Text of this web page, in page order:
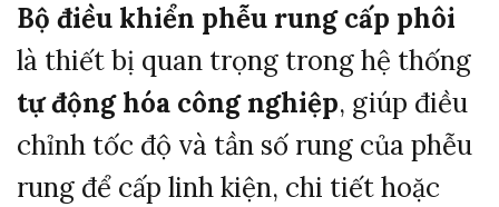
Bộ điều khiển phễu rungcấp phôi
là thiếtbị quan trọng tronghệ thống
tựđộnghóa côngnghiệp, giúp điều
chỉnh tốc độ và tần số rung của phễu
rung để cấp linhkiện, chi tiếthoặc